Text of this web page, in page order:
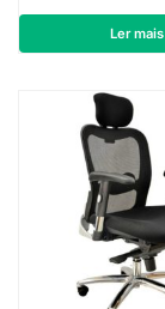
Ler mais